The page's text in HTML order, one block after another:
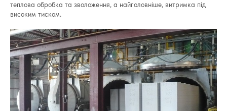
теплова обробка та зволоження, а найголовніше, витримка під
високим тиском.